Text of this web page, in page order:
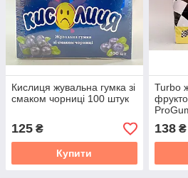
Кислиця жувальна гумка зі
смаком чорниці 100 штук
125 ₴
Купити
Turbo
138₴